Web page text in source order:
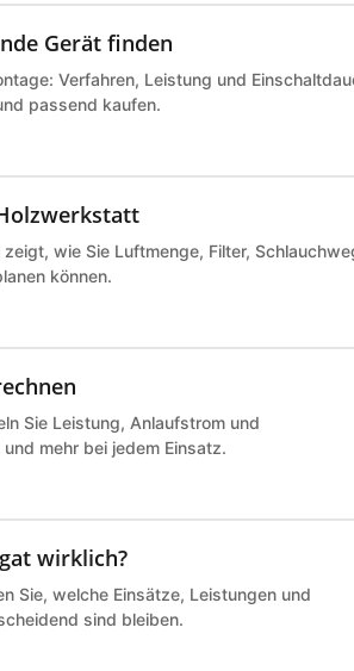
Gerät finden
Verfahren, Leistung und
passend kaufen.
wie Sie Luftmenge, Filter,
können.
Sie Leistung, Anlaufstrom und
mehr bei jedem Einsatz.
wirklich?
Sie, welche Einsätze, Leistungen und
sind bleiben.